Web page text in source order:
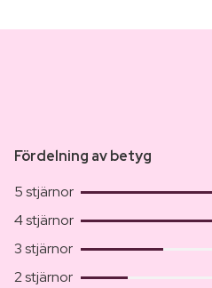
Fördelning av betyg
5 stjärnor
4 stjärnor
3 stjärnor
2 stjärnor